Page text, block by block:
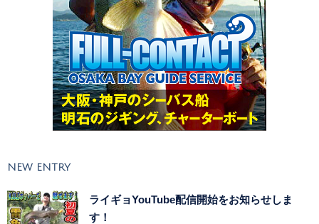
NEW ENTRY
ライギョYouTube配信開始をお知らせしま
す！